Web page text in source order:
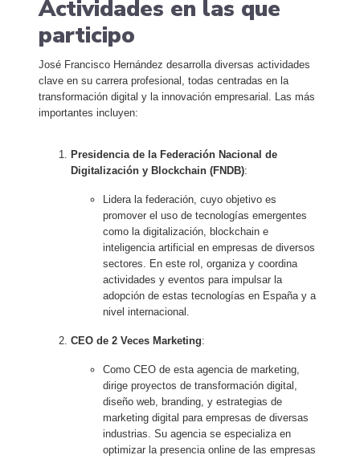
Actividades en las que
participo
José Francisco Hernández desarrolla diversas actividades
clave en su carrera profesional, todas centradas en la
transformación digital y la innovación empresarial. Las más
importantes incluyen:
Presidencia de la Federación Nacional de
Digitalización y Blockchain (FNDB):
Lidera la federación, cuyo objetivo es
promover el uso de tecnologías emergentes
como la digitalización, blockchain e
inteligencia artificial en empresas de diversos
sectores. En este rol, organiza y coordina
actividades y eventos para impulsar la
adopción de estas tecnologías en España y a
nivel internacional.
CEO de 2 Veces Marketing:
Como CEO de esta agencia de marketing,
dirige proyectos de transformación digital,
diseño web, branding, y estrategias de
marketing digital para empresas de diversas
industrias. Su agencia se especializa en
optimizar la presencia online de las empresas